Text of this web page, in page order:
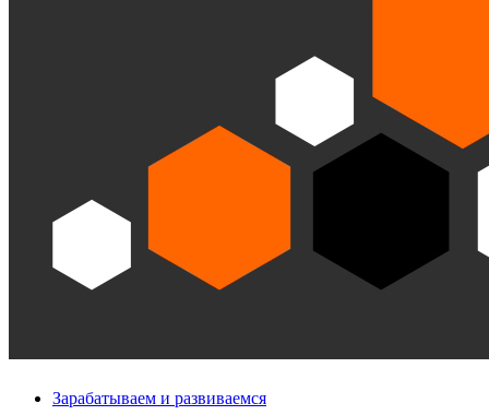
Зарабатываем и развиваемся